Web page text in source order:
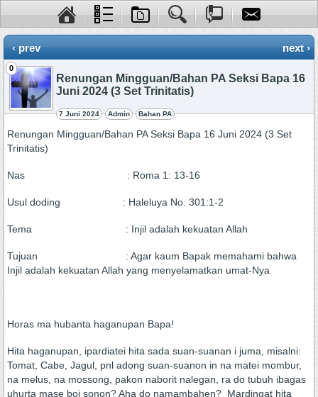
‹ prev next ›
0
Renungan Mingguan/Bahan PA Seksi Bapa 16
Juni 2024 (3 Set Trinitatis)
7 Juni 2024 Admin Bahan PA
Renungan Mingguan/Bahan PA Seksi Bapa 16 Juni 2024 (3 Set
Trinitatis)
Nas : Roma 1: 13-16
Usul doding : Haleluya No. 301:1-2
Tema : Injil adalah kekuatan Allah
Tujuan : Agar kaum Bapak memahami bahwa
Injil adalah kekuatan Allah yang menyelamatkan umat-Nya
Horas ma hubanta haganupan Bapa!
Hita haganupan, ipardiatei hita sada suan-suanan i juma, misalni:
Tomat, Cabe, Jagul, pnl adong suan-suanon in na matei mombur,
na melus, na mossong, pakon naborit nalegan, ra do tubuh ibagas
uhurta mase boi sonon? Aha do namambahen? Mardingat hita